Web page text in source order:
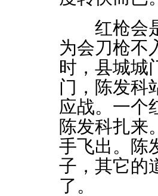
红枪会是
为会刀枪不
时，县城城
门，陈发科
应战。一个
陈发科扎来
手飞出。陈
子，其它的
了。